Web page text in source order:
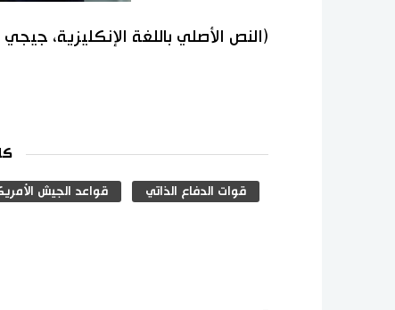
(النص الأصلي باللغة الإنكليزية،
قوات الدفاع الذاتي قواعد الجيش